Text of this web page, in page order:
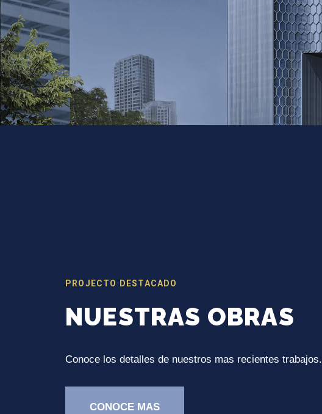
PROJECTO DESTACADO
NUESTRAS OBRAS
Conoce los detalles de nuestros mas recientes trabajos.
CONOCE MAS